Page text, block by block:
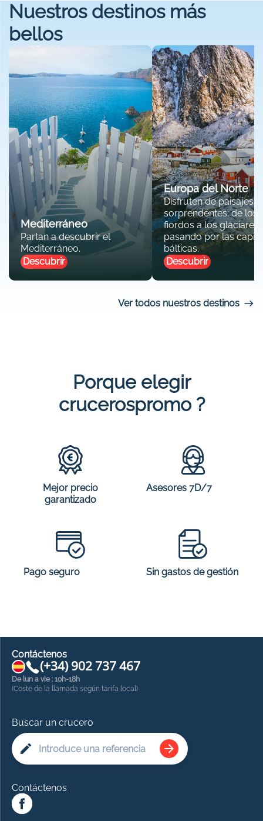
Nuestros destinos más
bellos
Mediterráneo
Partan a descubrir el
Mediterráneo.
Descubrir
Europa del Norte
Disfruten de paisajes
sorprendentes: de los
fiordos a los glaciares,
pasando por las
bálticas.
Descubrir
Ver todos nuestros destinos
Porque elegir
crucerospromo ?
Mejor precio
garantizado
Asesores 7D/7
Pago seguro Sin gastos de gestión
Contáctenos
(+34) 902 737 467
De lun a vie : 10h-18h
(Coste de la llamada según tarifa local)
Buscar un crucero
Contáctenos